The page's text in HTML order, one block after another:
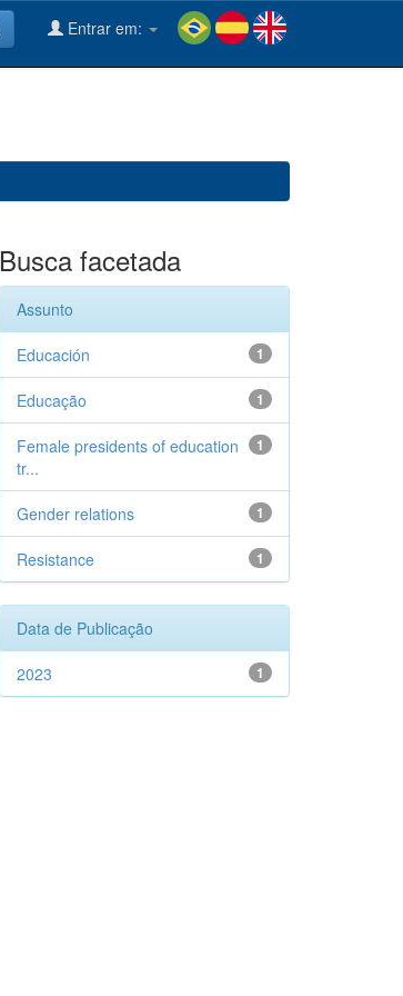
Entrar em:
Busca facetada
Assunto
1
Educación
1
Educação
1
Female presidents of education
tr...
1
Gender relations
1
Resistance
Data de Publicação
1
2023